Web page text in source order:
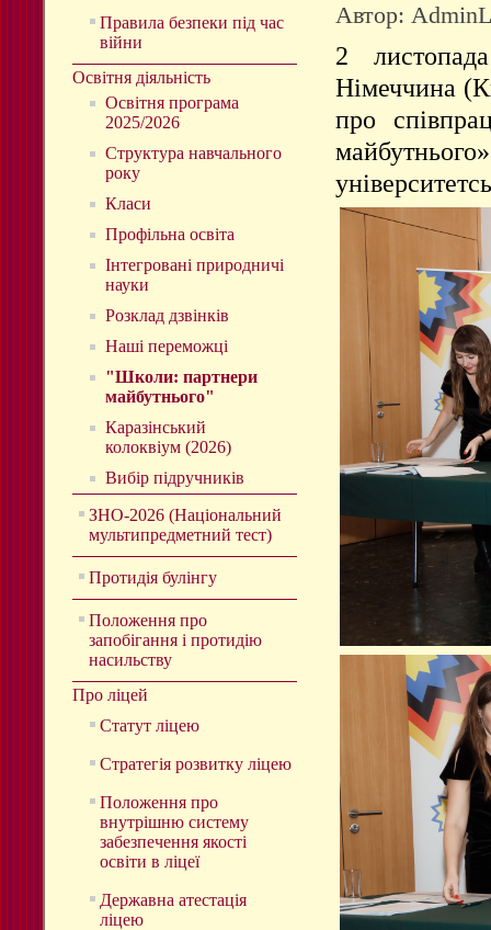
Правила безпеки під час
війни
Освітня діяльність
Освітня програма
2025/2026
Структура навчального
року
Класи
Профільна освіта
Інтегровані природничі
науки
Розклад дзвінків
Наші переможці
"Школи: партнери
майбутнього"
Каразінський
колоквіум (2026)
Вибір підручників
ЗНО-2026 (Національний
мультипредметний тест)
Протидія булінгу
Положення про
запобігання і протидію
насильству
Про ліцей
Статут ліцею
Стратегія розвитку ліцею
Положення про
внутрішню систему
забезпечення якості
освіти в ліцеї
Державна атестація
ліцею
Автор:
2
Німеччина (
про
майбутнього»